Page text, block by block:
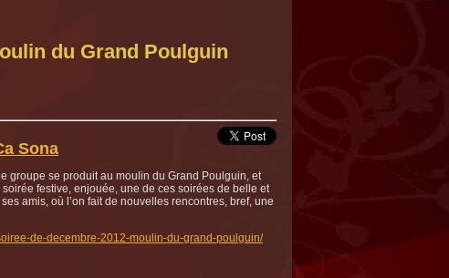
du Grand Poulguin
Sona
groupe se produit au moulin du Grand Poulguin, et
festive, enjouée, une de ces soirées de belle et
amis, où l’on fait de nouvelles rencontres, bref, une
de-decembre-2012-moulin-du-grand-poulguin/